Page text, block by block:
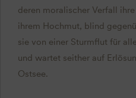
deren moralischer Verfall
ihrem Hochmut, blind
sie von einer Sturmflut für
und wartet seither auf
Ostsee.